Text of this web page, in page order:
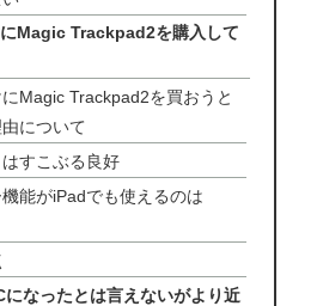
Magic Trackpad2を購入して
Magic Trackpad2を買おうと
について
すこぶる良好
能がiPadでも使えるのは
なったとは言えないがより近